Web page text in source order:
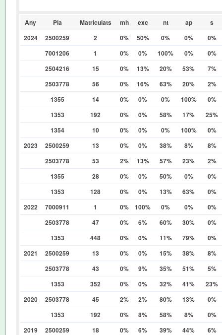
Any Pla Matriculats mh exc nt ap
s
2024
2500259 2 0% 50% 0% 0%
0%
7001206
1 0% 0% 100% 0%
0%
2504216
15 0% 13% 20% 53%
7%
2503778
56 0% 16% 63% 20%
2%
1355
14 0% 0% 0% 100%
0%
1353
192 0% 0% 58% 17%
25%
1354
10 0% 0% 0% 100%
0%
2023
2500259 13 0% 0% 38% 8%
8%
2503778
53 2% 13% 57% 23%
2%
1355
28 0% 0% 50% 0%
0%
1353
128 0% 0% 13% 63%
0%
2022
7000911 1 0% 100% 0% 0%
0%
2503778
47 0% 6% 60% 30%
0%
1353
448 0% 0% 11% 79%
0%
2021
2500259 13 0% 0% 15% 38%
8%
2503778
43 0% 9% 35% 51%
5%
1353
352 0% 0% 32% 41%
23%
2020
2503778 45 2% 2% 80% 13%
0%
1353
192 0% 8% 58% 8%
0%
2019
2500259 18 0% 6% 39% 44%
6%